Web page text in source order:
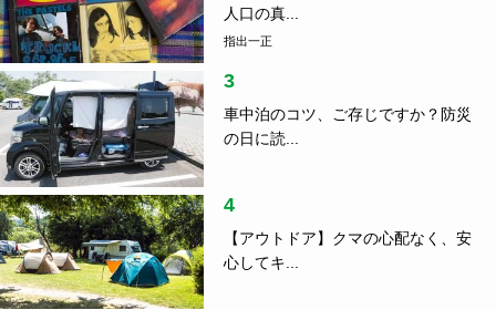
人口の真...
指出一正
3
車中泊のコツ、ご存じですか？防災
の日に読...
4
【アウトドア】クマの心配なく、安
心してキ...